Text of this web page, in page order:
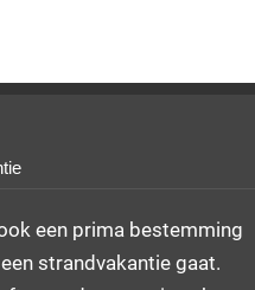
een prima bestemming
strandvakantie gaat.